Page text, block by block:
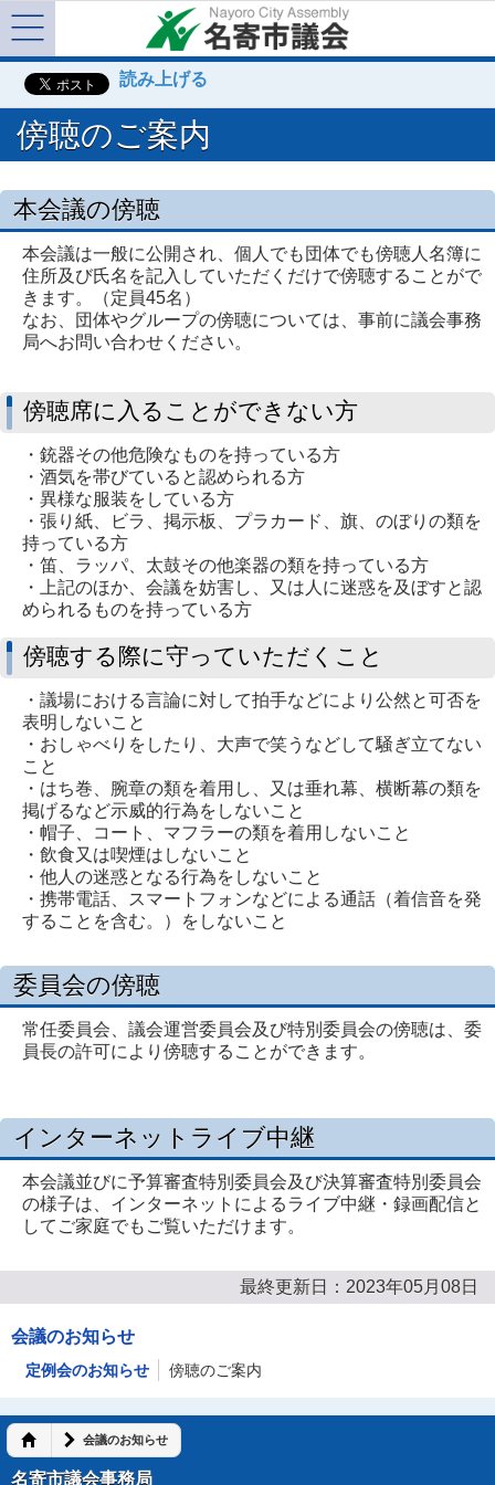
Menu
読み上げる
傍聴のご案内
本会議の傍聴
本会議は一般に公開され、個人でも団体でも傍聴人名簿に
住所及び氏名を記入していただくだけで傍聴することがで
きます。（定員45名）
なお、団体やグループの傍聴については、事前に議会事務
局へお問い合わせください。
傍聴席に入ることができない方
・銃器その他危険なものを持っている方
・酒気を帯びていると認められる方
・異様な服装をしている方
・張り紙、ビラ、掲示板、プラカード、旗、のぼりの類を
持っている方
・笛、ラッパ、太鼓その他楽器の類を持っている方
・上記のほか、会議を妨害し、又は人に迷惑を及ぼすと認
められるものを持っている方
傍聴する際に守っていただくこと
・議場における言論に対して拍手などにより公然と可否を
表明しないこと
・おしゃべりをしたり、大声で笑うなどして騒ぎ立てない
こと
・はち巻、腕章の類を着用し、又は垂れ幕、横断幕の類を
掲げるなど示威的行為をしないこと
・帽子、コート、マフラーの類を着用しないこと
・飲食又は喫煙はしないこと
・他人の迷惑となる行為をしないこと
・携帯電話、スマートフォンなどによる通話（着信音を発
することを含む。）をしないこと
委員会の傍聴
常任委員会、議会運営委員会及び特別委員会の傍聴は、委
員長の許可により傍聴することができます。
インターネットライブ中継
本会議並びに予算審査特別委員会及び決算審査特別委員会
の様子は、インターネットによるライブ中継・録画配信と
してご家庭でもご覧いただけます。
最終更新日：2023年05月08日
会議のお知らせ
定例会のお知らせ 傍聴のご案内
会議のお知らせ
名寄市議会事務局